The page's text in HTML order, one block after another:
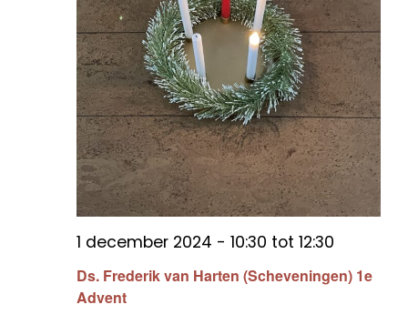
Ds. Frederik van Harten (Scheveningen) 1e
Advent
1 december 2024 - 10:30 tot 12:30